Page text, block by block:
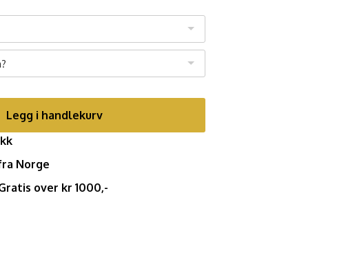
Legg i handlekurv
Norge
over kr 1000,-